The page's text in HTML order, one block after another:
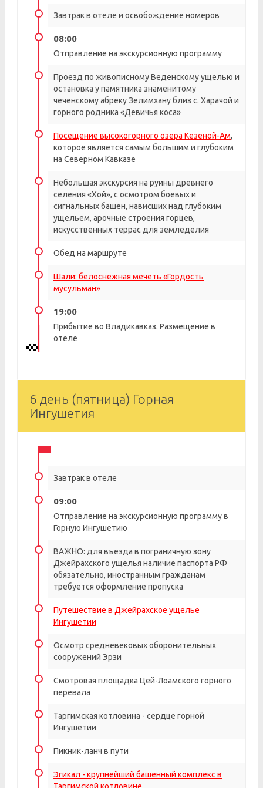
Завтрак в отеле и освобождение номеров
08:00
Отправление на экскурсионную программу
Проезд по живописному Веденскому ущелью и
остановка у памятника знаменитому
чеченскому абреку Зелимхану близ с. Харачой и
горного родника «Девичья коса»
Посещение высокогорного озера Кезеной-Ам,
которое является самым большим и глубоким
на Северном Кавказе
Небольшая экскурсия на руины древнего
селения «Хой», с осмотром боевых и
сигнальных башен, нависших над глубоким
ущельем, арочные строения горцев,
искусственных террас для земледелия
Обед на маршруте
Шали: белоснежная мечеть «Гордость
мусульман»
19:00
Прибытие во Владикавказ. Размещение в
отеле
6 день (пятница) Горная
Ингушетия
Завтрак в отеле
09:00
Отправление на экскурсионную программу в
Горную Ингушетию
ВАЖНО: для въезда в пограничную зону
Джейрахского ущелья наличие паспорта РФ
обязательно, иностранным гражданам
требуется оформление пропуска
Путешествие в Джейрахское ущелье
Ингушетии
Осмотр средневековых оборонительных
сооружений Эрзи
Смотровая площадка Цей-Лоамского горного
перевала
Таргимская котловина - сердце горной
Ингушетии
Пикник-ланч в пути
Эгикал - крупнейший башенный комплекс в